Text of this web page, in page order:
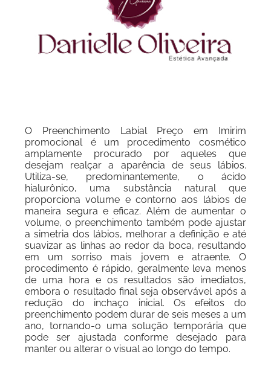
O Preenchimento Labial Preço em Imirim
promocional é um procedimento cosmético
amplamente procurado por aqueles que
desejam realçar a aparência de seus lábios.
Utiliza-se, predominantemente, o ácido
hialurônico, uma substância natural que
proporciona volume e contorno aos lábios de
maneira segura e eficaz. Além de aumentar o
volume, o preenchimento também pode ajustar
a simetria dos lábios, melhorar a definição e até
suavizar as linhas ao redor da boca, resultando
em um sorriso mais jovem e atraente. O
procedimento é rápido, geralmente leva menos
de uma hora e os resultados são imediatos,
embora o resultado final seja observável após a
redução do inchaço inicial. Os efeitos do
preenchimento podem durar de seis meses a um
ano, tornando-o uma solução temporária que
pode ser ajustada conforme desejado para
manter ou alterar o visual ao longo do tempo.